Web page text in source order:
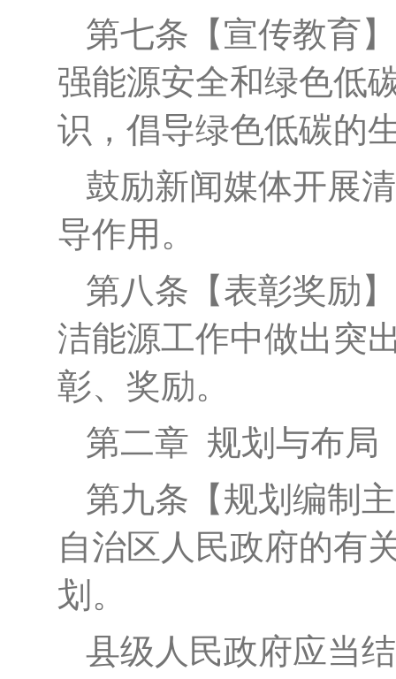
第七条 【宣传教育】
强能源安全和绿色低
识，倡导绿色低碳的
鼓励新闻媒体开展
导作用。
第八条 【表彰奖励 】
洁能源工作中做出突
彰、奖励。
第二章 规划与布局
第九条 【规划 编制
自治区人民政府的有
划。
县级 人民政府应当